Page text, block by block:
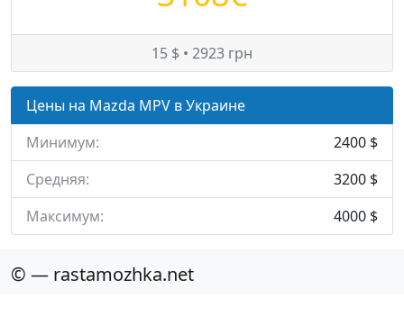
15 $ • 2923 грн
Цены на Mazda MPV в Украине
Минимум:
2400 $
Средняя:
3200 $
Максимум:
4000 $
© — rastamozhka.net